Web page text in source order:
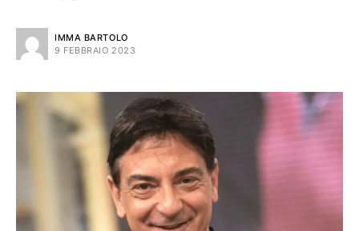
IMMA BARTOLO
9 FEBBRAIO 2023